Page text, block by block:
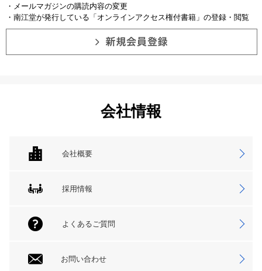
・メールマガジンの購読内容の変更
・南江堂が発行している「オンラインアクセス権付書籍」の登録・閲覧
会社情報
会社概要
採用情報
よくあるご質問
お問い合わせ